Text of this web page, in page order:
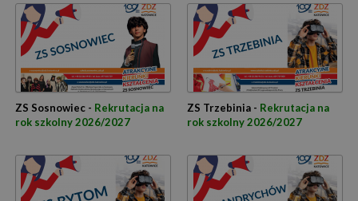
ZS Sosnowiec - Rekrutacja na
rok szkolny 2026/2027
ZS Trzebinia - Rekrutacja na
rok szkolny 2026/2027